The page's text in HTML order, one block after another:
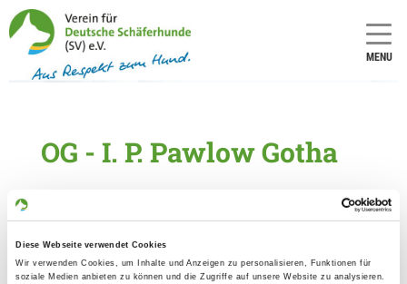
Diese Webseite verwendet Cookies
Wir verwenden Cookies, um Inhalte und Anzeigen zu personalisieren, Funktionen für
soziale Medien anbieten zu können und die Zugriffe auf unsere Website zu analysieren.
MENU
OG - I. P. Pawlow Gotha
LOI/SZ:
2059
LOI/SZ: